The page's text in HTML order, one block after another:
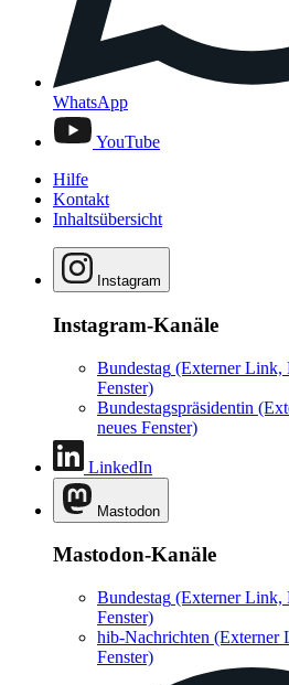
WhatsApp
YouTube
Hilfe
Kontakt
Inhaltsübersicht
Instagram
Instagram-Kanäle
Bundestag (Externer Link,
Fenster)
Bundestagspräsidentin
neues Fenster)
LinkedIn
Mastodon
Mastodon-Kanäle
Bundestag (Externer Link,
Fenster)
hib-Nachrichten (Externer
Fenster)